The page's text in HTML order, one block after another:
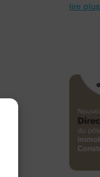
lire plus